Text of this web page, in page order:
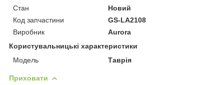
Стан
Новий
Код запчастини
GS-LA2108
Виробник
Aurora
Користувальницькі характеристики
Модель
Таврія
Приховати